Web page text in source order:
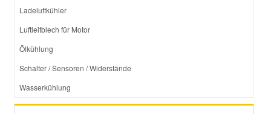
Ladeluftkühler
Luftleitblech für Motor
Ölkühlung
Schalter / Sensoren / Widerstände
Wasserkühlung